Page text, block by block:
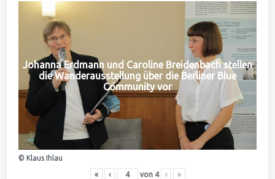
Johanna Erdmann und Caroline Breidenbach stellen
die Wanderausstellung über die Berliner Blue
Community vor
© Klaus Ihlau
« ‹ von 4 › »